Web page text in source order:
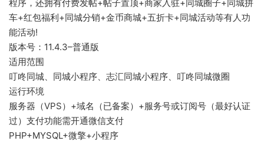
程序，还拥有付费发帖+帖子置顶+商家入驻+同城圈子+同城拼
车+红包福利+同城分销+金币商城+五折卡+同城活动等有人功
能活动!
版本号：11.4.3–普通版
适用范围
叮咚同城、同城小程序、志汇同城小程序、叮咚同城微圈
运行环境
服务器（VPS）+域名（已备案）+服务号或订阅号（最好认证
过）支付功能需开通微信支付
PHP+MYSQL+微擎+小程序